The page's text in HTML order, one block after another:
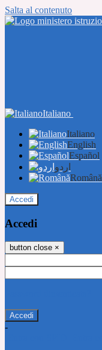
Salta al contenuto
Italiano
Italiano
English
Español
اردو
Română
Accedi
Accedi
button close ×
-